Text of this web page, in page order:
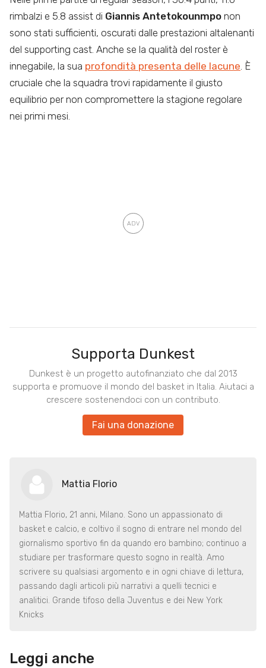
rimbalzi e 5.8 assist di Giannis Antetokounmpo non
sono stati sufficienti, oscurati dalle prestazioni altalenanti
del supporting cast. Anche se la qualità del roster è
innegabile, la sua profondità presenta delle lacune. È
cruciale che la squadra trovi rapidamente il giusto
equilibrio per non compromettere la stagione regolare
nei primi mesi.
Supporta Dunkest
Dunkest è un progetto autofinanziato che dal 2013
supporta e promuove il mondo del basket in Italia. Aiutaci a
crescere sostenendoci con un contributo.
Fai una donazione
Mattia Florio
Mattia Florio, 21 anni, Milano. Sono un appassionato di
basket e calcio, e coltivo il sogno di entrare nel mondo del
giornalismo sportivo fin da quando ero bambino; continuo a
studiare per trasformare questo sogno in realtà. Amo
scrivere su qualsiasi argomento e in ogni chiave di lettura,
passando dagli articoli più narrativi a quelli tecnici e
analitici. Grande tifoso della Juventus e dei New York
Knicks
Leggi anche